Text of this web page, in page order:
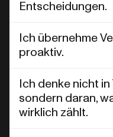
Entscheidungen.
Ich übernehme
proaktiv.
Ich denke nicht
sondern daran,
wirklich zählt.